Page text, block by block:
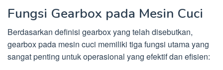
Fungsi Gearbox pada Mesin Cuci
Berdasarkan definisi gearbox yang telah disebutkan,
gearbox pada mesin cuci memiliki tiga fungsi utama yang
sangat penting untuk operasional yang efektif dan efisien: